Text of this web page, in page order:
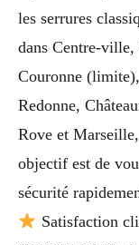
les serrures
dans Centre-
Couronne
Redonne,
Rove et
objectif est de
sécurité
Satisfaction